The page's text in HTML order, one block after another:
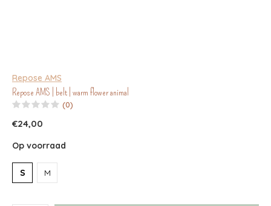
Repose AMS
Repose AMS | belt | warm flower animal
(0)
€24,00
Op voorraad
S M